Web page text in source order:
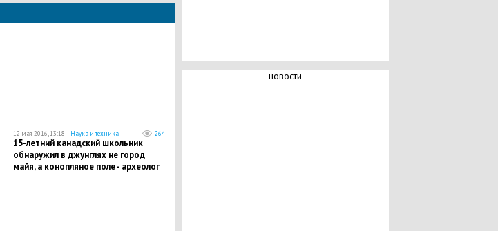
12 мая 2016, 13:18 —Наука и техника 264
15-летний канадский школьник
обнаружил в джунглях не город
майя, а конопляное поле - археолог
новости